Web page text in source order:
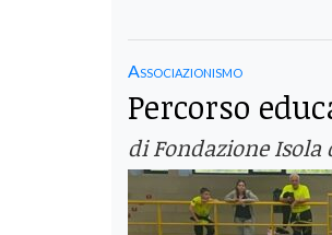
Associazionismo
Percorso
di Fondazione Isola